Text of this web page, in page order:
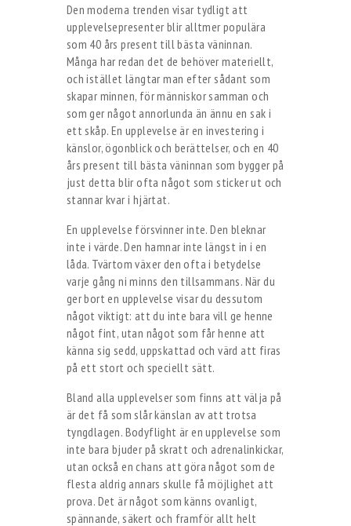
Den moderna trenden visar tydligt att
upplevelsepresenter blir alltmer populära
som 40 års present till bästa väninnan.
Många har redan det de behöver materiellt,
och istället längtar man efter sådant som
skapar minnen, för människor samman och
som ger något annorlunda än ännu en sak i
ett skåp. En upplevelse är en investering i
känslor, ögonblick och berättelser, och en 40
års present till bästa väninnan som bygger på
just detta blir ofta något som sticker ut och
stannar kvar i hjärtat.
En upplevelse försvinner inte. Den bleknar
inte i värde. Den hamnar inte längst in i en
låda. Tvärtom växer den ofta i betydelse
varje gång ni minns den tillsammans. När du
ger bort en upplevelse visar du dessutom
något viktigt: att du inte bara vill ge henne
något fint, utan något som får henne att
känna sig sedd, uppskattad och värd att firas
på ett stort och speciellt sätt.
Bland alla upplevelser som finns att välja på
är det få som slår känslan av att trotsa
tyngdlagen. Bodyflight är en upplevelse som
inte bara bjuder på skratt och adrenalinkickar,
utan också en chans att göra något som de
flesta aldrig annars skulle få möjlighet att
prova. Det är något som känns ovanligt,
spännande, säkert och framför allt helt